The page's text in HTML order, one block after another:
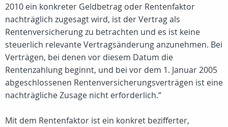
2010 ein konkreter Geldbetrag oder Rentenfaktor
nachträglich zugesagt wird, ist der Vertrag als
Rentenversicherung zu betrachten und es ist keine
steuerlich relevante Vertragsänderung anzunehmen. Bei
Verträgen, bei denen vor diesem Datum die
Rentenzahlung beginnt, und bei vor dem 1. Januar 2005
abgeschlossenen Rentenversicherungsverträgen ist eine
nachträgliche Zusage nicht erforderlich.“
Mit dem Rentenfaktor ist ein konkret bezifferter,